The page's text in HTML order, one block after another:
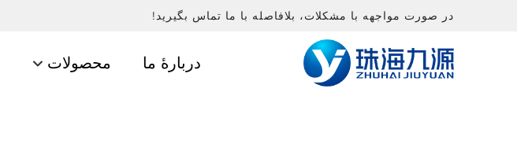
در صورت مواجهه با مشکلات، بلافاصله با ما تماس بگیرید!
دربارهٔ ما محصولات